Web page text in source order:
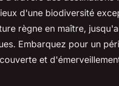
d'une biodiversité
règne en maître,
Embarquez pour un
et